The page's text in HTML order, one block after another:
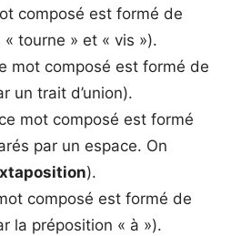
composé est formé de
tourne » et « vis »).
mot composé est formé de
un trait d’union).
mot composé est formé
par un espace. On
).
composé est formé de
la préposition « à »).